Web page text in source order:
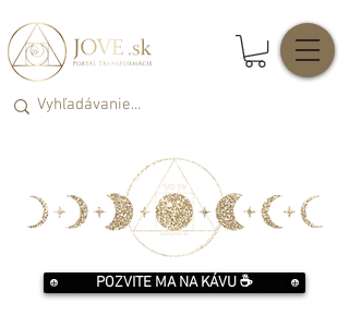
POZVITE MA NA KÁVU ☕️